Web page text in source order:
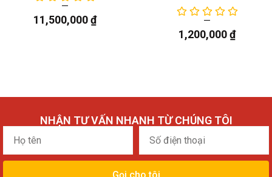
11,500,000₫
1,200,000₫
NHẬN TƯ VẤN NHANH TỪ CHÚNG TÔI
Họ
tên
điện
thoại
Gọi cho tôi